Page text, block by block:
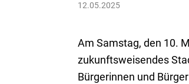
12.05.2025
Am Samstag, den 10.
zukunftsweisendes
Bürgerinnen und